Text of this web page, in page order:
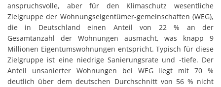
anspruchsvolle, aber für den Klimaschutz wesentliche
Zielgruppe der Wohnungseigentümer-gemeinschaften (WEG),
die in Deutschland einen Anteil von 22 % an der
Gesamtanzahl der Wohnungen ausmacht, was knapp 9
Millionen Eigentumswohnungen entspricht. Typisch für diese
Zielgruppe ist eine niedrige Sanierungsrate und -tiefe. Der
Anteil unsanierter Wohnungen bei WEG liegt mit 70 %
deutlich über dem deutschen Durchschnitt von 56 % nicht